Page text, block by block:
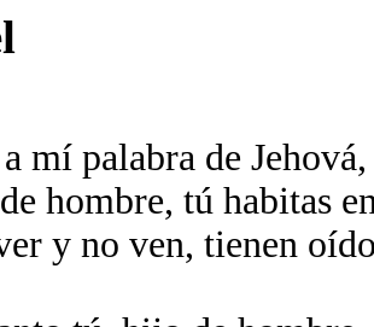
mí palabra de
hombre, tú habitas
y no ven, tienen